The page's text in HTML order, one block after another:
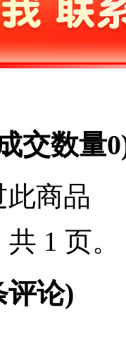
交数量0
此商品
共 1 页。
评论)